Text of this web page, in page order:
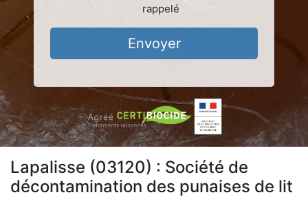
rappelé
Envoyer
Lapalisse (03120) : Société de
décontamination des punaises de lit